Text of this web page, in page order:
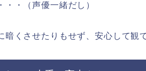
・・（声優一緒だし）
暗くさせたりもせず、安心して観